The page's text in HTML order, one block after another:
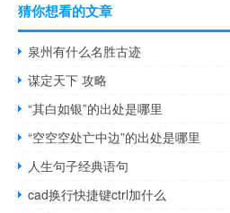
猜你想看的文章
泉州有什么名胜古迹
谋定天下 攻略
“其白如银”的出处是哪里
“空空空处亡中边”的出处是哪里
人生句子经典语句
cad换行快捷键ctrl加什么